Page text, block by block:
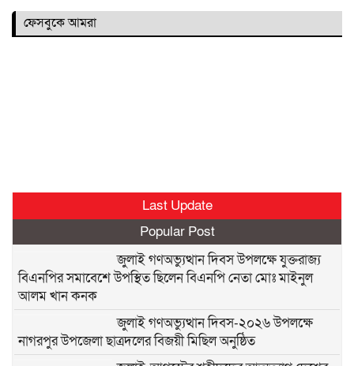
ফেসবুকে আমরা
Last Update
Popular Post
জুলাই গণঅভ্যুত্থান দিবস উপলক্ষে যুক্তরাজ্য
বিএনপির সমাবেশে উপস্থিত ছিলেন বিএনপি নেতা মোঃ মাইনুল
আলম খান কনক
জুলাই গণঅভ্যুত্থান দিবস-২০২৬ উপলক্ষে
নাগরপুর উপজেলা ছাত্রদলের বিজয়ী মিছিল অনুষ্ঠিত